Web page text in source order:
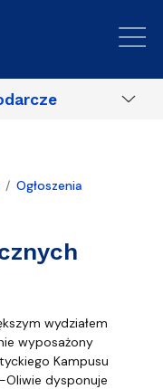
Ogłoszenia
wydziałem
wyposażony
Kampusu
Oliwie dysponuje